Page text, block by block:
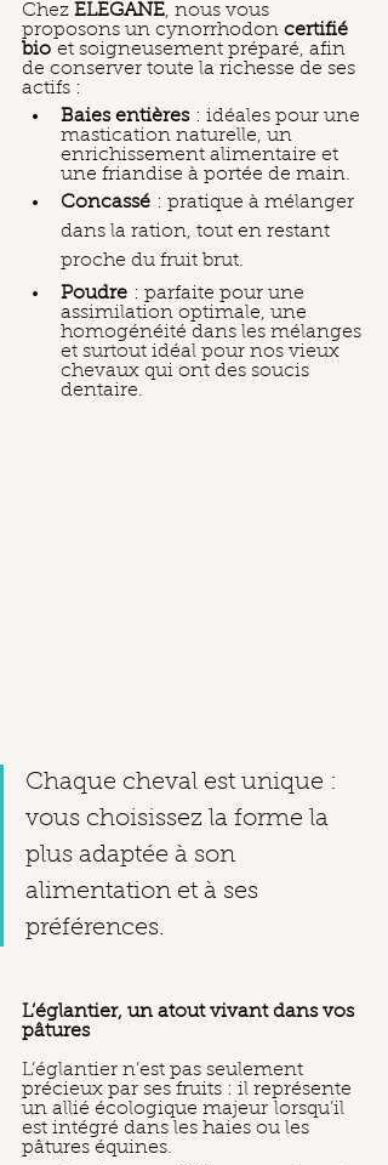
Chez ELEGANE, nous vous
proposons un cynorrhodon certifié
bio et soigneusement préparé, afin
de conserver toute la richesse de ses
actifs :
Baies entières : idéales pour une
mastication naturelle, un
enrichissement alimentaire et
une friandise à portée de main.
Concassé : pratique à mélanger
dans la ration, tout en restant
proche du fruit brut.
Poudre : parfaite pour une
assimilation optimale, une
homogénéité dans les mélanges
et surtout idéal pour nos vieux
chevaux qui ont des soucis
dentaire.
Chaque cheval est unique :
vous choisissez la forme la
plus adaptée à son
alimentation et à ses
préférences.
L’églantier, un atout vivant dans vos
pâtures
L’églantier n’est pas seulement
précieux par ses fruits : il représente
un allié écologique majeur lorsqu’il
est intégré dans les haies ou les
pâtures équines.